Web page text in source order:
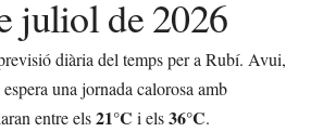
juliol de 2026
diària del temps per a Rubí. Avui,
una jornada calorosa amb
entre els21°C i els36°C.